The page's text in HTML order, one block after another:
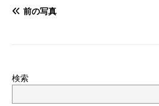
前の写真
検索